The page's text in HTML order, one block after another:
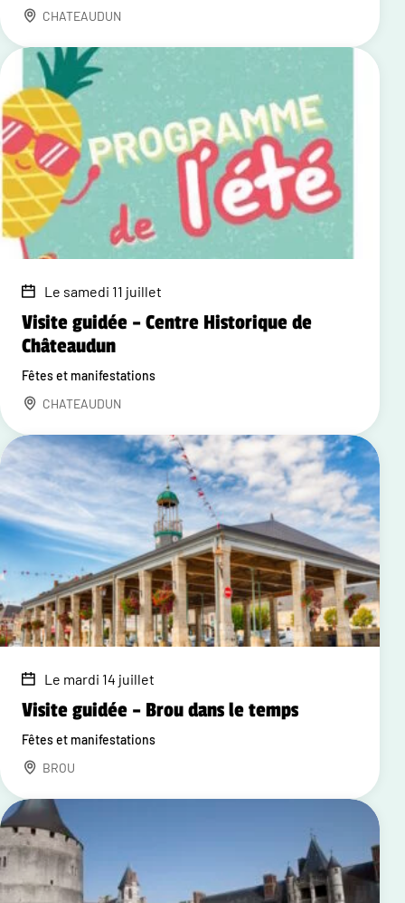
CHATEAUDUN
Le samedi 11 juillet
Visite guidée – Centre Historique de
Châteaudun
Fêtes et manifestations
CHATEAUDUN
Le mardi 14 juillet
Visite guidée – Brou dans le temps
Fêtes et manifestations
BROU